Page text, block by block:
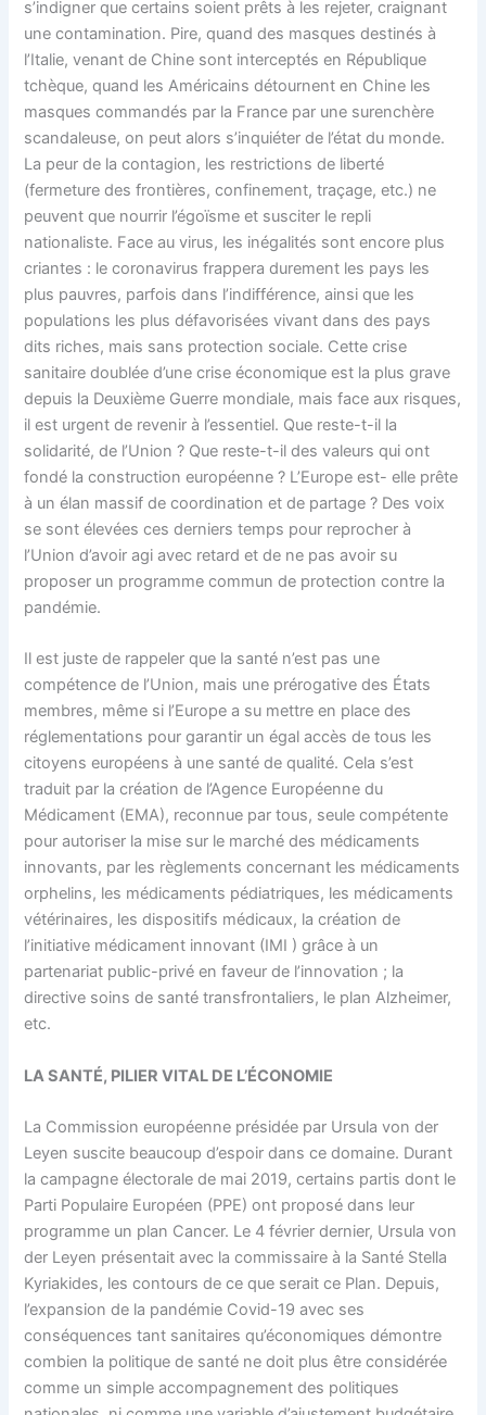
s’indigner que certains soient prêts à les rejeter, craignant
une contamination. Pire, quand des masques destinés à
l’Italie, venant de Chine sont interceptés en République
tchèque, quand les Américains détournent en Chine les
masques commandés par la France par une surenchère
scandaleuse, on peut alors s’inquiéter de l’état du monde.
La peur de la contagion, les restrictions de liberté
(fermeture des frontières, confinement, traçage, etc.) ne
peuvent que nourrir l’égoïsme et susciter le repli
nationaliste. Face au virus, les inégalités sont encore plus
criantes : le coronavirus frappera durement les pays les
plus pauvres, parfois dans l’indifférence, ainsi que les
populations les plus défavorisées vivant dans des pays
dits riches, mais sans protection sociale. Cette crise
sanitaire doublée d’une crise économique est la plus grave
depuis la Deuxième Guerre mondiale, mais face aux risques,
il est urgent de revenir à l’essentiel. Que reste-t-il la
solidarité, de l’Union ? Que reste-t-il des valeurs qui ont
fondé la construction européenne ? L’Europe est- elle prête
à un élan massif de coordination et de partage ? Des voix
se sont élevées ces derniers temps pour reprocher à
l’Union d’avoir agi avec retard et de ne pas avoir su
proposer un programme commun de protection contre la
pandémie.
Il est juste de rappeler que la santé n’est pas une
compétence de l’Union, mais une prérogative des États
membres, même si l’Europe a su mettre en place des
réglementations pour garantir un égal accès de tous les
citoyens européens à une santé de qualité. Cela s’est
traduit par la création de l’Agence Européenne du
Médicament (EMA), reconnue par tous, seule compétente
pour autoriser la mise sur le marché des médicaments
innovants, par les règlements concernant les médicaments
orphelins, les médicaments pédiatriques, les médicaments
vétérinaires, les dispositifs médicaux, la création de
l’initiative médicament innovant (IMI ) grâce à un
partenariat public-privé en faveur de l’innovation ; la
directive soins de santé transfrontaliers, le plan Alzheimer,
etc.
LA SANTÉ, PILIER VITAL DE L’ÉCONOMIE
La Commission européenne présidée par Ursula von der
Leyen suscite beaucoup d’espoir dans ce domaine. Durant
la campagne électorale de mai 2019, certains partis dont le
Parti Populaire Européen (PPE) ont proposé dans leur
programme un plan Cancer. Le 4 février dernier, Ursula von
der Leyen présentait avec la commissaire à la Santé Stella
Kyriakides, les contours de ce que serait ce Plan. Depuis,
l’expansion de la pandémie Covid-19 avec ses
conséquences tant sanitaires qu’économiques démontre
combien la politique de santé ne doit plus être considérée
comme un simple accompagnement des politiques